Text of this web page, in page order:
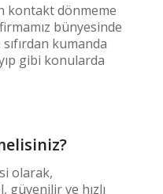
kontakt dönmeme
bünyesinde
kumanda
gibi konularda
olarak,
ve hızlı